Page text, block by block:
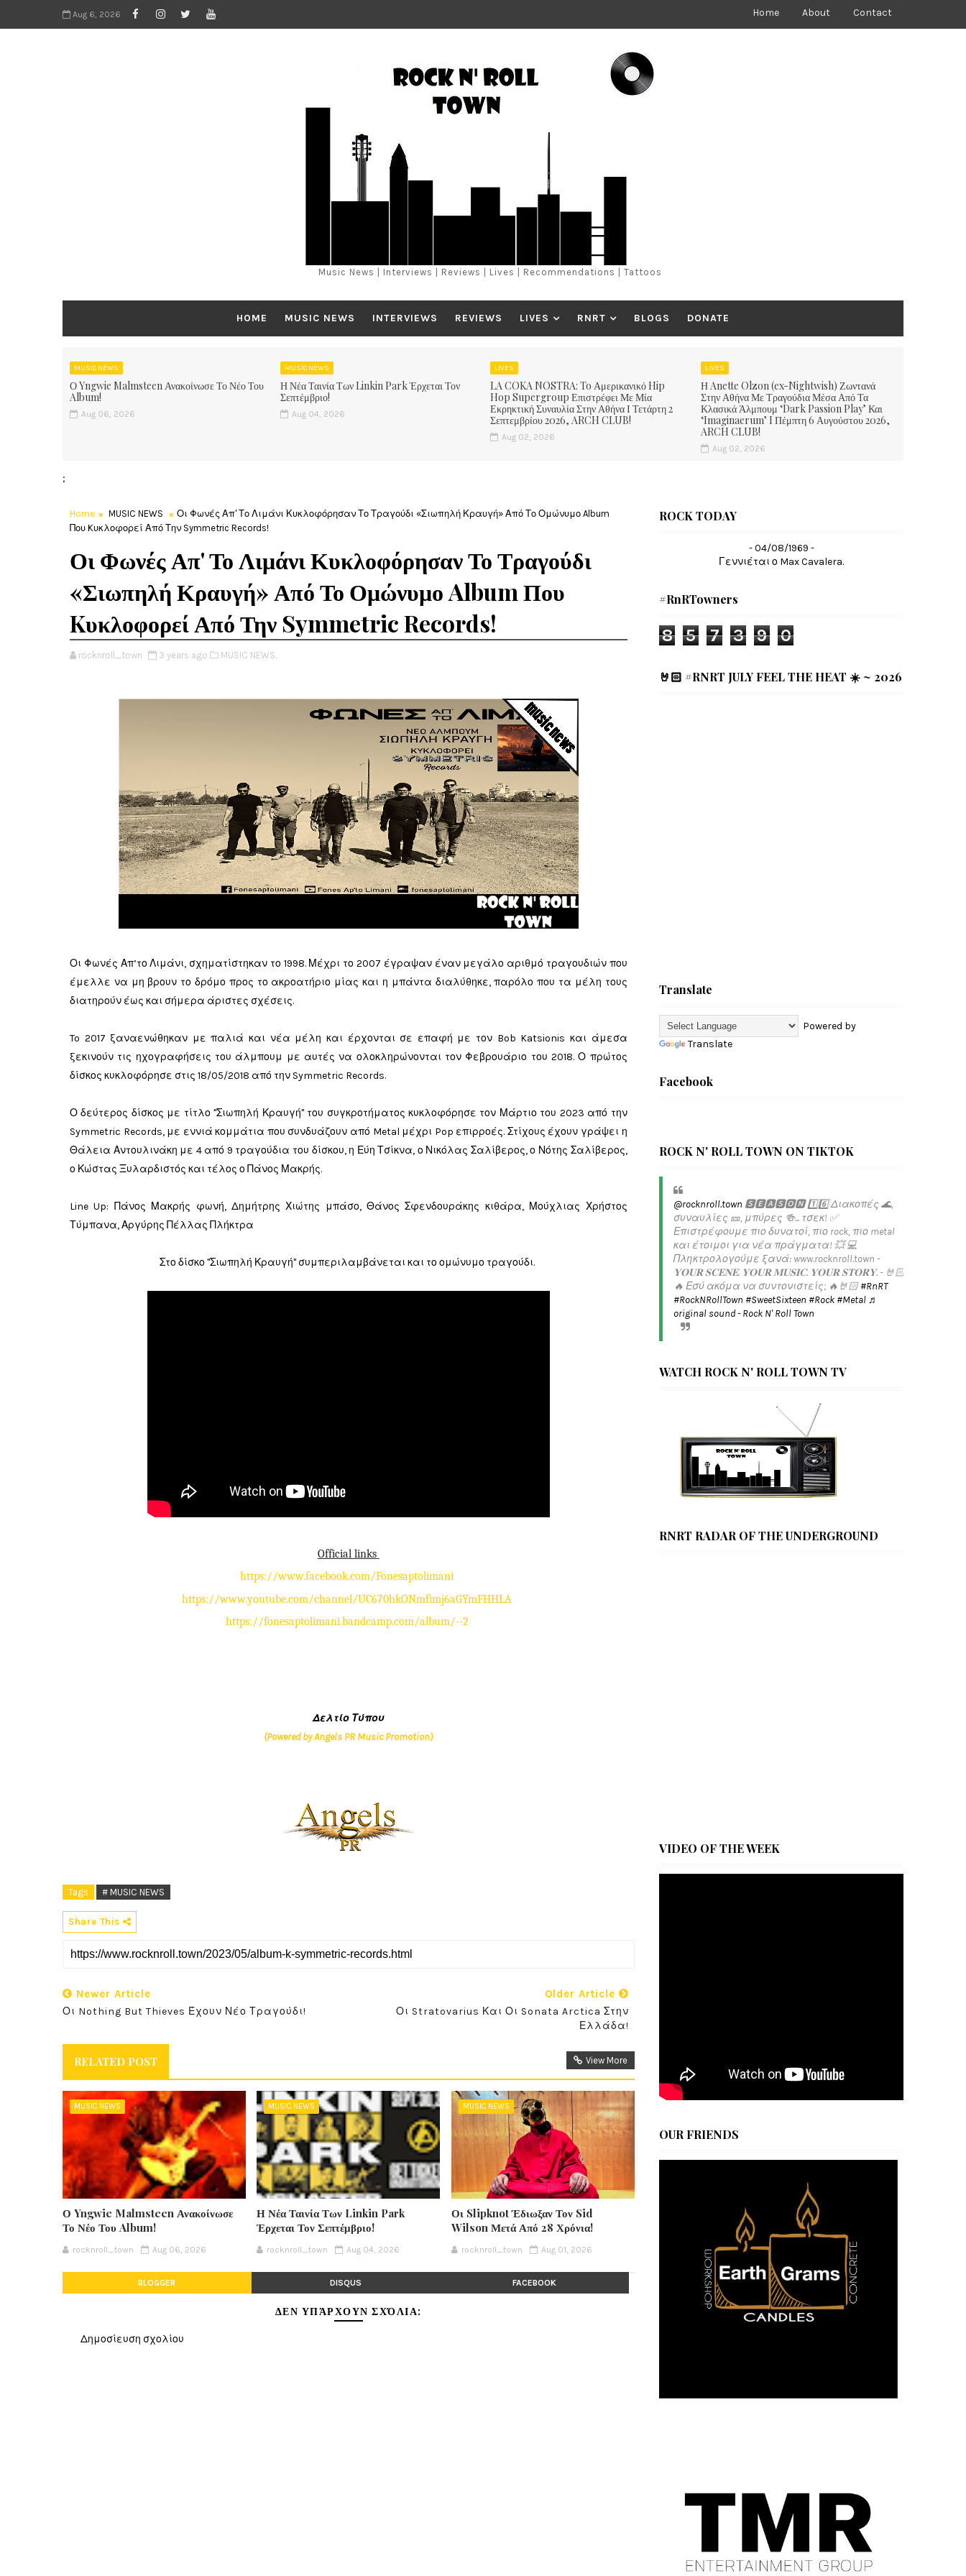
Aug 6, 2026 Home About Contact
Music News | Interviews | Reviews | Lives | Recommendations | Tattoos
HOME MUSIC NEWS INTERVIEWS REVIEWS LIVES RNRT BLOGS DONATE
MUSIC NEWS
Ο Yngwie Malmsteen Ανακοίνωσε Το Νέο Του
Album!
Aug 06, 2026
MUSIC NEWS
Η Νέα Ταινία Των Linkin Park Έρχεται Τον
Σεπτέμβριο!
Aug 04, 2026
LIVES
LA COKA NOSTRA: To Αμερικανικό Hip
Hop Supergroup Επιστρέφει Με Μία
Εκρηκτική Συναυλία Στην Αθήνα Ι Τετάρτη 2
Σεπτεμβρίου 2026, ARCH CLUB!
Aug 02, 2026
LIVES
Η Anette Olzon (ex-Nightwish) Ζωντανά
Στην Αθήνα Με Τραγούδια Μέσα Από Τα
Κλασικά Άλμπουμ ‘Dark Passion Play’ Και
‘Imaginaerum’ I Πέμπτη 6 Αυγούστου 2026,
ARCH CLUB!
Aug 02, 2026
;
Home MUSIC NEWS
Οι Φωνές Απ' Το Λιμάνι Κυκλοφόρησαν Το Τραγούδι «Σιωπηλή Κραυγή» Από Το Ομώνυμο Album
Που Kυκλοφορεί Από Την Symmetric Records!
Οι Φωνές Απ' Το Λιμάνι Κυκλοφόρησαν Το Τραγούδι
«Σιωπηλή Κραυγή» Από Το Ομώνυμο Album Που
Kυκλοφορεί Από Την Symmetric Records!
rocknroll_town 3 years ago MUSIC NEWS,
Οι Φωνές Απ’το Λιμάνι, σχηματίστηκαν το 1998. Μέχρι το 2007 έγραψαν έναν μεγάλο αριθμό τραγουδιών που
έμελλε να μη βρουν το δρόμο προς το ακροατήριο μίας και η μπάντα διαλύθηκε, παρόλο που τα μέλη τους
διατηρούν έως και σήμερα άριστες σχέσεις.
To 2017 ξαναενώθηκαν με παλιά και νέα μέλη και έρχονται σε επαφή με τον Bob Katsionis και άμεσα
ξεκινούν τις ηχογραφήσεις του άλμπουμ με αυτές να ολοκληρώνονται τον Φεβρουάριο του 2018. Ο πρώτος
δίσκος κυκλοφόρησε στις 18/05/2018 από την Symmetric Records.
Ο δεύτερος δίσκος με τίτλο "Σιωπηλή Κραυγή" του συγκροτήματος κυκλοφόρησε τον Μάρτιο του 2023 από την
Symmetric Records, με εννιά κομμάτια που συνδυάζουν από Metal μέχρι Pop επιρροές. Στίχους έχουν γράψει η
Θάλεια Αντουλινάκη με 4 από 9 τραγούδια του δίσκου, η Εύη Τσίκνα, ο Νικόλας Σαλίβερος, ο Νότης Σαλίβερος,
ο Κώστας Ξυλαρδιστός και τέλος ο Πάνος Μακρής.
Line Up: Πάνος Μακρής φωνή, Δημήτρης Χιώτης μπάσο, Θάνος Σφενδουράκης κιθάρα, Μούχλιας Χρήστος
Τύμπανα, Αργύρης Πέλλας Πλήκτρα
Στο δίσκο "Σιωπηλή Κραυγή" συμπεριλαμβάνεται και το ομώνυμο τραγούδι.
Official links
https://www.facebook.com/Fonesaptolimani
https://www.youtube.com/channel/UC670hkONmfimj6aGYmFHHLA
https://fonesaptolimani.bandcamp.com/album/--2
Δελτίο Τύπου
(Powered by Angels PR Music Promotion)
Tags # MUSIC NEWS
Share This
Newer Article
Οι Nothing But Thieves Έχουν Νέο Τραγούδι!
Older Article
Οι Stratovarius Και Οι Sonata Arctica Στην
Ελλάδα!
RELATED POST View More
MUSIC NEWS
Ο Yngwie Malmsteen Ανακοίνωσε
Το Νέο Του Album!
rocknroll_town Aug 06, 2026
MUSIC NEWS
Η Νέα Ταινία Των Linkin Park
Έρχεται Τον Σεπτέμβριο!
rocknroll_town Aug 04, 2026
MUSIC NEWS
Οι Slipknot Έδιωξαν Τον Sid
Wilson Μετά Από 28 Χρόνια!
rocknroll_town Aug 01, 2026
BLOGGER DISQUS FACEBOOK
ΔΕΝ ΥΠΆΡΧΟΥΝ ΣΧΌΛΙΑ:
Δημοσίευση σχολίου
ROCK TODAY
- 04/08/1969 -
Γεννιέται ο Max Cavalera.
#RnRTowners
8 5 7 3 9 0
🤘🏻 #RNRT JULY FEEL THE HEAT ☀️ ~ 2026
Translate
Powered by
Translate
Facebook
ROCK N' ROLL TOWN ON TIKTOK
@rocknroll.town 🆂🅴🅰🆂🅾🅽 1️⃣6️⃣ Διακοπές 🌊,
συναυλίες 🎫, μπύρες 🍻... τσεκ! ✅️
Επιστρέφουμε πιο δυνατοί, πιο rock, πιο metal
και έτοιμοι για νέα πράγματα! 💥 💻
Πληκτρολογούμε ξανά: www.rocknroll.town -
𝐘𝐎𝐔𝐑 𝐒𝐂𝐄𝐍𝐄. 𝐘𝐎𝐔𝐑 𝐌𝐔𝐒𝐈𝐂. 𝐘𝐎𝐔𝐑 𝐒𝐓𝐎𝐑𝐘. - 🤘🏻
🔥 Εσύ ακόμα να συντονιστείς; 🔥🤘🏻#RnRT
#RockNRollTown #SweetSixteen #Rock #Metal ♬
original sound - Rock N' Roll Town
WATCH ROCK N' ROLL TOWN TV
RNRT RADAR OF THE UNDERGROUND
VIDEO OF THE WEEK
OUR FRIENDS